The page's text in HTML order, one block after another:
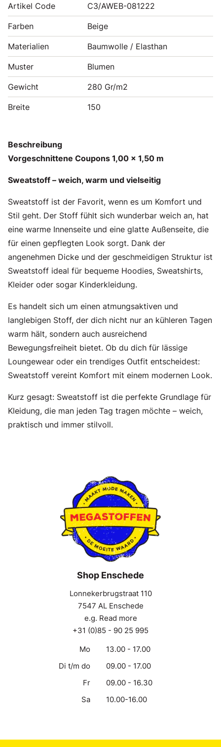
Artikel Code C3/AWEB-081222
Farben Beige
Materialien Baumwolle / Elasthan
Muster Blumen
Gewicht 280 Gr/m2
Breite 150
Beschreibung
Vorgeschnittene Coupons 1,00 x 1,50 m
Sweatstoff – weich, warm und vielseitig
Sweatstoff ist der Favorit, wenn es um Komfort und
Stil geht. Der Stoff fühlt sich wunderbar weich an, hat
eine warme Innenseite und eine glatte Außenseite, die
für einen gepflegten Look sorgt. Dank der
angenehmen Dicke und der geschmeidigen Struktur ist
Sweatstoff ideal für bequeme Hoodies, Sweatshirts,
Kleider oder sogar Kinderkleidung.
Es handelt sich um einen atmungsaktiven und
langlebigen Stoff, der dich nicht nur an kühleren Tagen
warm hält, sondern auch ausreichend
Bewegungsfreiheit bietet. Ob du dich für lässige
Loungewear oder ein trendiges Outfit entscheidest:
Sweatstoff vereint Komfort mit einem modernen Look.
Kurz gesagt: Sweatstoff ist die perfekte Grundlage für
Kleidung, die man jeden Tag tragen möchte – weich,
praktisch und immer stilvoll.
Shop Enschede
Lonnekerbrugstraat 110
7547 AL Enschede
e.g. Read more
+31 (0)85 - 90 25 995
Mo
13.00 - 17.00
Di t/m do
09.00 - 17.00
Fr
09.00 - 16.30
Sa
10.00-16.00